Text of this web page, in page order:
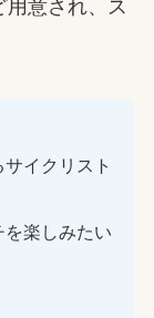
用意され、ス
イクリスト
楽しみたい